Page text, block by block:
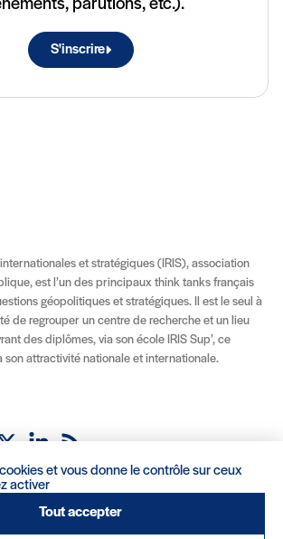
parutions, etc.).
S'inscrire
et stratégiques (IRIS), association
est l’un des principaux think tanks français
géopolitiques et stratégiques. Il est le seul à
de regrouper un centre de recherche et un lieu
des diplômes, via son école IRIS Sup’, ce
attractivité nationale et internationale.
Locations Contact
et vous donne le contrôle sur ceux
activer
Tout accepter